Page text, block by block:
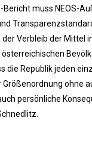
muss NEOS-
Verbleib der Mittel
die Republik jeden
ohne
persönliche